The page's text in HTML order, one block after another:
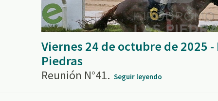
Viernes 24 de octubre de 2025
Piedras
Reunión N°41. Seguir leyendo